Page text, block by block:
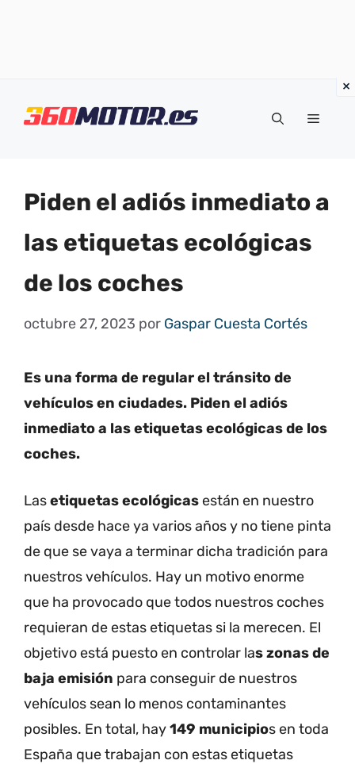
Menú
Piden el adiós inmediato a
las etiquetas ecológicas
de los coches
octubre 27, 2023 por Gaspar Cuesta Cortés
Es una forma de regular el tránsito de
vehículos en ciudades. Piden el adiós
inmediato a las etiquetas ecológicas de los
coches.
Lasetiquetas ecológicasestán en nuestro
país desde hace ya varios años y no tiene pinta
de que se vaya a terminar dicha tradición para
nuestros vehículos. Hay un motivo enorme
que ha provocado que todos nuestros coches
requieran de estas etiquetas si la merecen. El
objetivo está puesto en controlar las zonas de
baja emisión para conseguir de nuestros
vehículos sean lo menos contaminantes
posibles. En total, hay149 municipios en toda
España que trabajan con estas etiquetas